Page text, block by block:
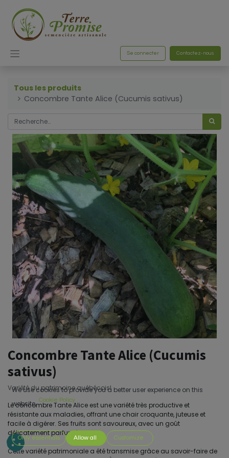
Se connecter Contactez-nous
Tous les produits
Concombre Tante Alice (Cucumis sativus)
Concombre Tante Alice (Cucumis
sativus)
Variété du patrimoine québécois!
Le concombre Tante Alice est une variété très productive et
résistante aux maladies, offrant une chair croquante, juteuse et
facile à digérer. Ses fruits sont savoureux, avec un goût
délicatement parfumé.
Cette variété patrimoniale a été transmise grâce au savoir-faire de
We use cookies to provide you a better user experience on this
website. Cookie Policy
Only essentials Allow all Customize